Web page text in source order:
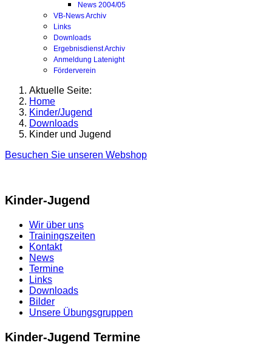
News 2004/05
VB-News Archiv
Links
Downloads
Ergebnisdienst Archiv
Anmeldung Latenight
Förderverein
Aktuelle Seite:
Home
Kinder/Jugend
Downloads
Kinder und Jugend
Besuchen Sie unseren Webshop
Kinder-Jugend
Wir über uns
Trainingszeiten
Kontakt
News
Termine
Links
Downloads
Bilder
Unsere Übungsgruppen
Kinder-Jugend Termine